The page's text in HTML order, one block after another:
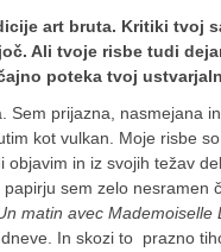
art bruta. Kritiki tvoj
Ali tvoje risbe tudi
poteka tvoj
Sem prijazna, nasmejana
kot vulkan. Moje risbe
objavim in iz svojih težav
papirju sem zelo nesramen
matin avec Mademoiselle
In skozi to prazno